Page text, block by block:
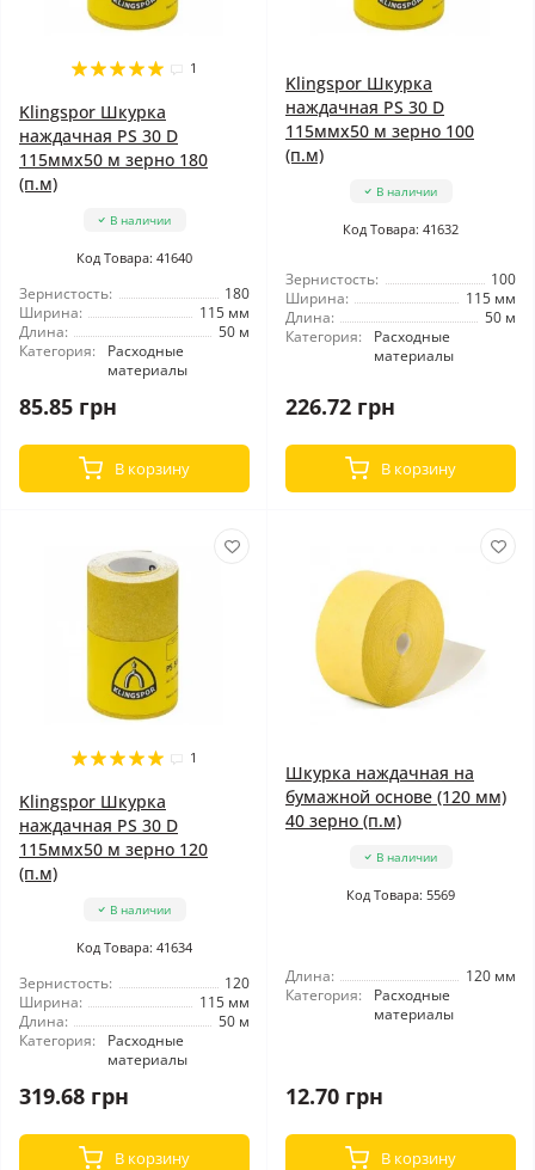
1
Klingspor Шкурка
наждачная PS 30 D
115ммx50 м зерно 180
(п.м)
В наличии
Код Товара: 41640
Зернистость:
180
Ширина:
115 мм
Длина:
50 м
Категория:
Расходные
материалы
85.85 грн
В корзину
Klingspor Шкурка
наждачная PS 30 D
115ммx50 м зерно 100
(п.м)
В наличии
Код Товара: 41632
Зернистость:
100
Ширина:
115 мм
Длина:
50 м
Категория:
Расходные
материалы
226.72 грн
В корзину
1
Klingspor Шкурка
наждачная PS 30 D
115ммx50 м зерно 120
(п.м)
В наличии
Код Товара: 41634
Зернистость:
120
Ширина:
115 мм
Длина:
50 м
Категория:
Расходные
материалы
319.68 грн
В корзину
Шкурка наждачная на
бумажной основе (120 мм)
40 зерно (п.м)
В наличии
Код Товара: 5569
Длина:
120 мм
Категория:
Расходные
материалы
12.70 грн
В корзину